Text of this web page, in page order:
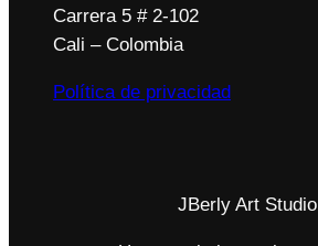
Carrera 5 # 2-102
Cali – Colombia
Política de privacidad
JBerly Art Studio